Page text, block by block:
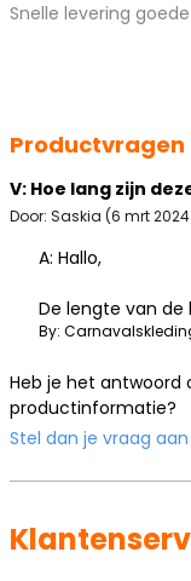
Snelle levering
V: Hoe lang zijn
Door: Saskia (6 mrt
A: Hallo,
De lengte van de
By:
Heb je het antwoord
productinformatie?
Stel dan je vraag